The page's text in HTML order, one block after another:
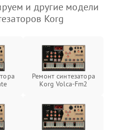
и другие модели
Korg
Ремонт синтезатора
Korg Volca-Fm2